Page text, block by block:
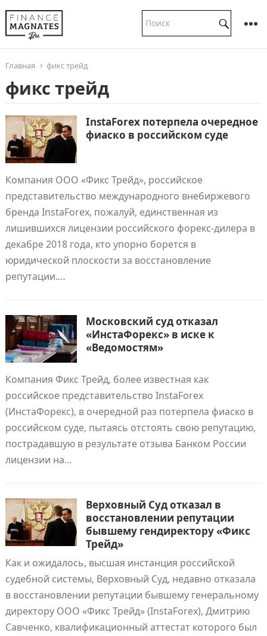
Главная фикс трейд
фикс трейд
InstaForex потерпела очередное
фиаско в российском суде
Компания ООО «Фикс Трейд», российское
представительство международного внебиржевого
бренда InstaForex, пожалуй, единственная из
лишившихся лицензии российского форекс-дилера в
декабре 2018 года, кто упорно борется в
юридической плоскости за восстановление
репутации.…
Московский суд отказал
«ИнстаФорекс» в иске к
«Ведомостям»
Компания Фикс Трейд, более известная как
российское представительство InstaForex
(ИнстаФорекс), в очередной раз потерпела фиаско в
российском суде, пытаясь отстоять свою репутацию,
пострадавшую в результате отзыва Банком России
лицензии на…
Верховный Суд отказал в
восстановлении репутации
бывшему гендиректору «Фикс
Трейд»
Как и ожидалось, высшая инстанция российской
судебной системы, Верховный Суд, недавно отказала
в восстановлении репутации бывшему генеральному
директору ООО «Фикс Трейд» (InstaForex), Дмитрию
Савченко, квалификационный аттестат которого был